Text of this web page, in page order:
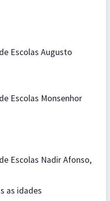
Escolas Augusto
Escolas Monsenhor
Escolas Nadir Afonso,
as idades